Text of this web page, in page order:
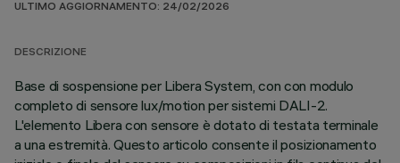
ULTIMO AGGIORNAMENTO: 24/02/2026
DESCRIZIONE
Base di sospensione per Libera System, con con modulo
completo di sensore lux/motion per sistemi DALI-2.
L'elemento Libera con sensore è dotato di testata terminale
a una estremità. Questo articolo consente il posizionamento